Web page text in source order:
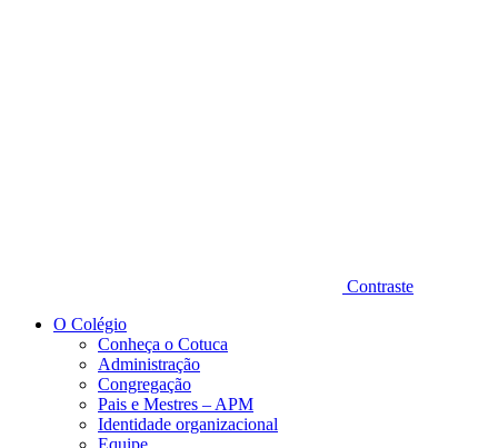
Contraste
O Colégio
Conheça o Cotuca
Administração
Congregação
Pais e Mestres – APM
Identidade organizacional
Equipe